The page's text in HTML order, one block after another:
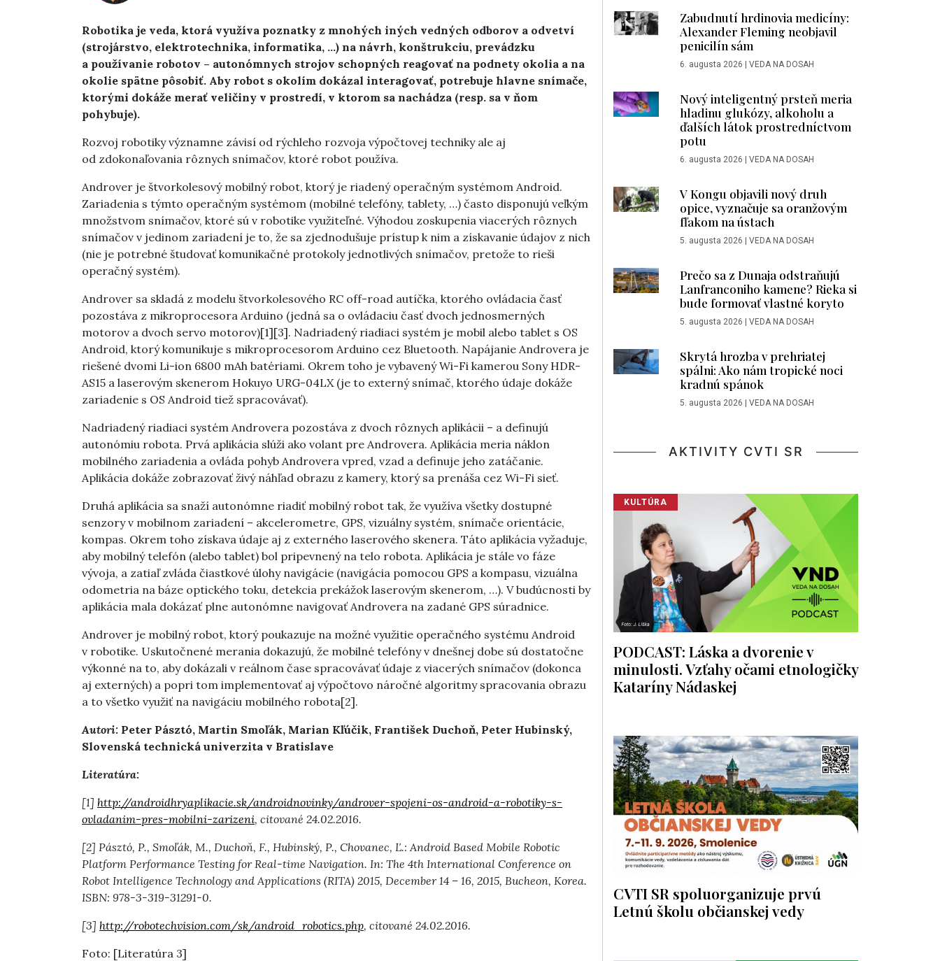
Robotika je veda, ktorá využíva poznatky z mnohých iných vedných odborov a odvetví
(strojárstvo, elektrotechnika, informatika, …) na návrh, konštrukciu, prevádzku
a používanie robotov – autonómnych strojov schopných reagovať na podnety okolia a na
okolie spätne pôsobiť. Aby robot s okolím dokázal interagovať, potrebuje hlavne snímače,
ktorými dokáže merať veličiny v prostredí, v ktorom sa nachádza (resp. sa v ňom
pohybuje).
Rozvoj robotiky významne závisí od rýchleho rozvoja výpočtovej techniky ale aj
od zdokonaľovania rôznych snímačov, ktoré robot používa.
Androver je štvorkolesový mobilný robot, ktorý je riadený operačným systémom Android.
Zariadenia s týmto operačným systémom (mobilné telefóny, tablety, …) často disponujú veľkým
množstvom snímačov, ktoré sú v robotike využiteľné. Výhodou zoskupenia viacerých rôznych
snímačov v jedinom zariadení je to, že sa zjednodušuje prístup k nim a získavanie údajov z nich
(nie je potrebné študovať komunikačné protokoly jednotlivých snímačov, pretože to rieši
operačný systém).
Androver sa skladá z modelu štvorkolesového RC off-road autíčka, ktorého ovládacia časť
pozostáva z mikroprocesora Arduino (jedná sa o ovládaciu časť dvoch jednosmerných
motorov a dvoch servo motorov)[1][3]. Nadriadený riadiaci systém je mobil alebo tablet s OS
Android, ktorý komunikuje s mikroprocesorom Arduino cez Bluetooth. Napájanie Androvera je
riešené dvomi Li-ion 6800 mAh batériami. Okrem toho je vybavený Wi-Fi kamerou Sony HDR-
AS15 a laserovým skenerom Hokuyo URG-04LX (je to externý snímač, ktorého údaje dokáže
zariadenie s OS Android tiež spracovávať).
Nadriadený riadiaci systém Androvera pozostáva z dvoch rôznych aplikácii – a definujú
autonómiu robota. Prvá aplikácia slúži ako volant pre Androvera. Aplikácia meria náklon
mobilného zariadenia a ovláda pohyb Androvera vpred, vzad a definuje jeho zatáčanie.
Aplikácia dokáže zobrazovať živý náhľad obrazu z kamery, ktorý sa prenáša cez Wi-Fi sieť.
Druhá aplikácia sa snaží autonómne riadiť mobilný robot tak, že využíva všetky dostupné
senzory v mobilnom zariadení – akcelerometre, GPS, vizuálny systém, snímače orientácie,
kompas. Okrem toho získava údaje aj z externého laserového skenera. Táto aplikácia vyžaduje,
aby mobilný telefón (alebo tablet) bol pripevnený na telo robota. Aplikácia je stále vo fáze
vývoja, a zatiaľ zvláda čiastkové úlohy navigácie (navigácia pomocou GPS a kompasu, vizuálna
odometria na báze optického toku, detekcia prekážok laserovým skenerom, …). V budúcnosti by
aplikácia mala dokázať plne autonómne navigovať Androvera na zadané GPS súradnice.
Androver je mobilný robot, ktorý poukazuje na možné využitie operačného systému Android
v robotike. Uskutočnené merania dokazujú, že mobilné telefóny v dnešnej dobe sú dostatočne
výkonné na to, aby dokázali v reálnom čase spracovávať údaje z viacerých snímačov (dokonca
aj externých) a popri tom implementovať aj výpočtovo náročné algoritmy spracovania obrazu
a to všetko využiť na navigáciu mobilného robota[2].
Autori: Peter Pásztó, Martin Smoľák, Marian Kľúčik, František Duchoň, Peter Hubinský,
Slovenská technická univerzita v Bratislave
Literatúra:
[1] http://androidhryaplikacie.sk/androidnovinky/androver-spojeni-os-android-a-robotiky-s-
ovladanim-pres-mobilni-zarizeni, citované 24.02.2016.
[2] Pásztó, P., Smoľák, M., Duchoň, F., Hubinský, P., Chovanec, Ľ.: Android Based Mobile Robotic
Platform Performance Testing for Real-time Navigation. In: The 4th International Conference on
Robot Intelligence Technology and Applications (RITA) 2015, December 14 – 16, 2015, Bucheon, Korea.
ISBN: 978-3-319-31291-0.
[3] http://robotechvision.com/sk/android_robotics.php, citované 24.02.2016.
Foto: [Literatúra 3]
Zabudnutí hrdinovia medicíny:
Alexander Fleming neobjavil
penicilín sám
6. augusta 2026 | VEDA NA DOSAH
Nový inteligentný prsteň meria
hladinu glukózy, alkoholu a
ďalších látok prostredníctvom
potu
6. augusta 2026 | VEDA NA DOSAH
V Kongu objavili nový druh
opice, vyznačuje sa oranžovým
fľakom na ústach
5. augusta 2026 | VEDA NA DOSAH
Prečo sa z Dunaja odstraňujú
Lanfranconiho kamene? Rieka si
bude formovať vlastné koryto
5. augusta 2026 | VEDA NA DOSAH
Skrytá hrozba v prehriatej
spálni: Ako nám tropické noci
kradnú spánok
5. augusta 2026 | VEDA NA DOSAH
AKTIVITY CVTI SR
KULTÚRA
PODCAST: Láska a dvorenie v
minulosti. Vzťahy očami etnologičky
Kataríny Nádaskej
CVTI SR spoluorganizuje prvú
Letnú školu občianskej vedy